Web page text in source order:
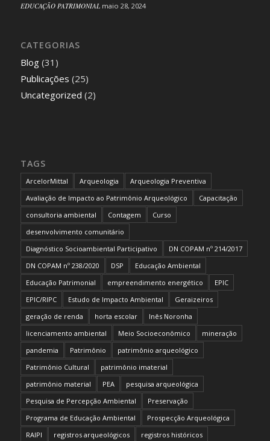
EDUCAÇÃO PATRIMONIAL maio 28, 2024
CATEGORIAS
Blog(31)
Publicações (25)
Uncategorized (2)
TAGS
ArcelorMittal Arqueologia
Arqueologia Preventiva
Avaliação de Impacto ao Patrimônio Arqueológico
Capacitação
consultoria ambiental
Contagem
Curso
desenvolvimento comunitário
Diagnóstico Socioambiental Participativo
DN COPAM nº 214/2017
DN COPAM nº 238/2020
DSP
Educação Ambiental
Educação Patrimonial
empreendimento energético
EPIC
EPIC/RIPC
Estudo de Impacto Ambiental
Geraizeiros
geração de renda
horta escolar
Inês Noronha
licenciamento ambiental
Meio Socioeconômico
mineração
pandemia
Patrimônio
patrimônio arqueológico
Patrimônio Cultural
patrimônio imaterial
patrimônio material
PEA
pesquisa arqueológica
Pesquisa de Percepção Ambiental
Preservação
Programa de Educação Ambiental
Prospecção Arqueológica
RAIPI
registros arqueológicos registros históricos